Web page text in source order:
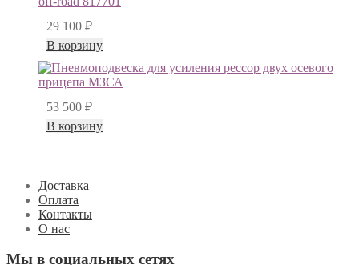
29 100 ₽
В корзину
53 500 ₽
В корзину
Доставка
Оплата
Контакты
О нас
Мы в социальных сетях